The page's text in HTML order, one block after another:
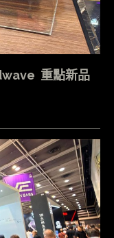
重點新品